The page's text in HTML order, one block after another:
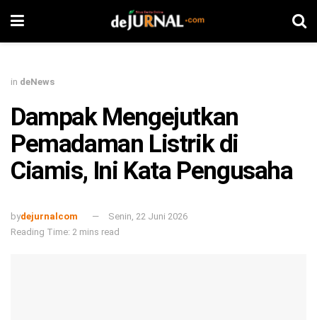
in deNews
Dampak Mengejutkan
Pemadaman Listrik di
Ciamis, Ini Kata Pengusaha
bydejurnalcom
Senin, 22 Juni 2026
Reading Time: 2 mins read